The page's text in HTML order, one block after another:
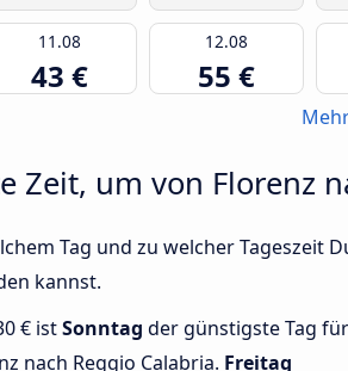
11.08
43 €
12.08
55 €
Zeit, um von Florenz
Tag und zu welcher Tageszeit
kannst.
€ istSonntag der günstigste Tag für
nach Reggio Calabria. Freitag